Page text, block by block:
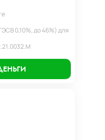
0,10%, до 46%) для